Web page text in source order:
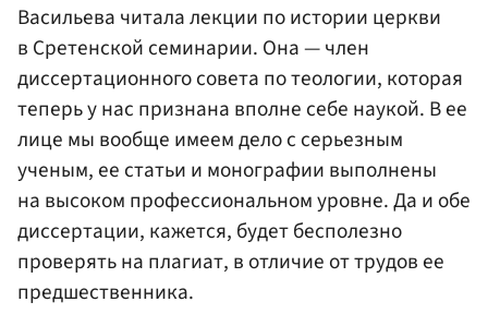
Васильева читала лекции по истории церкви
в Сретенской семинарии. Она — член
диссертационного совета по теологии, которая
теперь у нас признана вполне себе наукой. В ее
лице мы вообще имеем дело с серьезным
ученым, ее статьи и монографии выполнены
на высоком профессиональном уровне. Да и обе
диссертации, кажется, будет бесполезно
проверять на плагиат, в отличие от трудов ее
предшественника.